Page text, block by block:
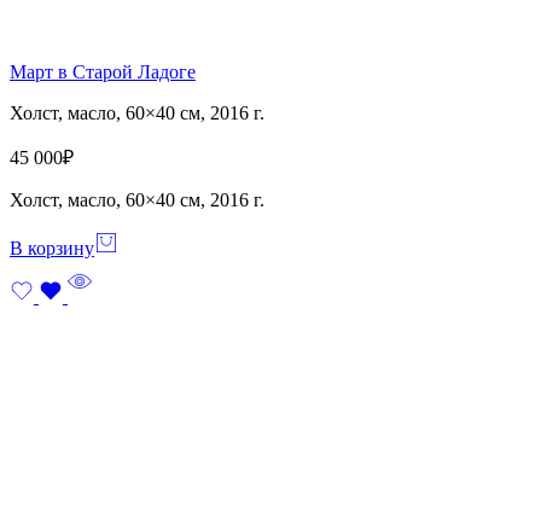
Март в Старой Ладоге
Холст, масло, 60×40 см, 2016 г.
45 000₽
Холст, масло, 60×40 см, 2016 г.
В корзину